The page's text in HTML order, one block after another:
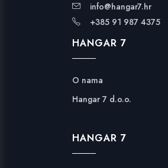
info@hangar7.hr
+385 91 987 4375
HANGAR 7
O nama
Hangar 7 d.o.o.
HANGAR 7